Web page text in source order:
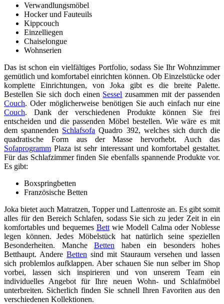
Verwandlungsmöbel
Hocker und Fauteuils
Kippcouch
Einzelliegen
Chaiselongue
Wohnserien
Das ist schon ein vielfältiges Portfolio, sodass Sie Ihr Wohnzimmer
gemütlich und komfortabel einrichten können. Ob Einzelstücke oder
komplette Einrichtungen, von Joka gibt es die breite Palette.
Bestellen Sie sich doch einen Sessel zusammen mit der passenden
Couch. Oder möglicherweise benötigen Sie auch einfach nur eine
Couch. Dank der verschiedenen Produkte können Sie frei
entscheiden und die passenden Möbel bestellen. Wie wäre es mit
dem spannenden Schlafsofa Quadro 392, welches sich durch die
quadratische Form aus der Masse hervorhebt. Auch das
Sofaprogramm Plaza ist sehr interessant und komfortabel gestaltet.
Für das Schlafzimmer finden Sie ebenfalls spannende Produkte vor.
Es gibt:
Boxspringbetten
Französische Betten
Joka bietet auch Matratzen, Topper und Lattenroste an. Es gibt somit
alles für den Bereich Schlafen, sodass Sie sich zu jeder Zeit in ein
komfortables und bequemes Bettwie Modell Calma oder Noblesse
legen können. Jedes Möbelstück hat natürlich seine speziellen
Besonderheiten. Manche Betten haben ein besonders hohes
Betthaupt. Andere Betten sind mit Stauraum versehen und lassen
sich problemlos aufklappen. Aber schauen Sie nun selber im Shop
vorbei, lassen sich inspirieren und von unserem Team ein
individuelles Angebot für Ihre neuen Wohn- und Schlafmöbel
unterbreiten. Sicherlich finden Sie schnell Ihren Favoriten aus den
verschiedenen Kollektionen.